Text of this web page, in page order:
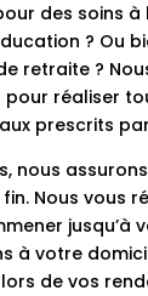
des soins à
? Ou
retraite ?
pour réaliser
prescrits
nous
Nous vous
jusqu’à
à votre
de vos